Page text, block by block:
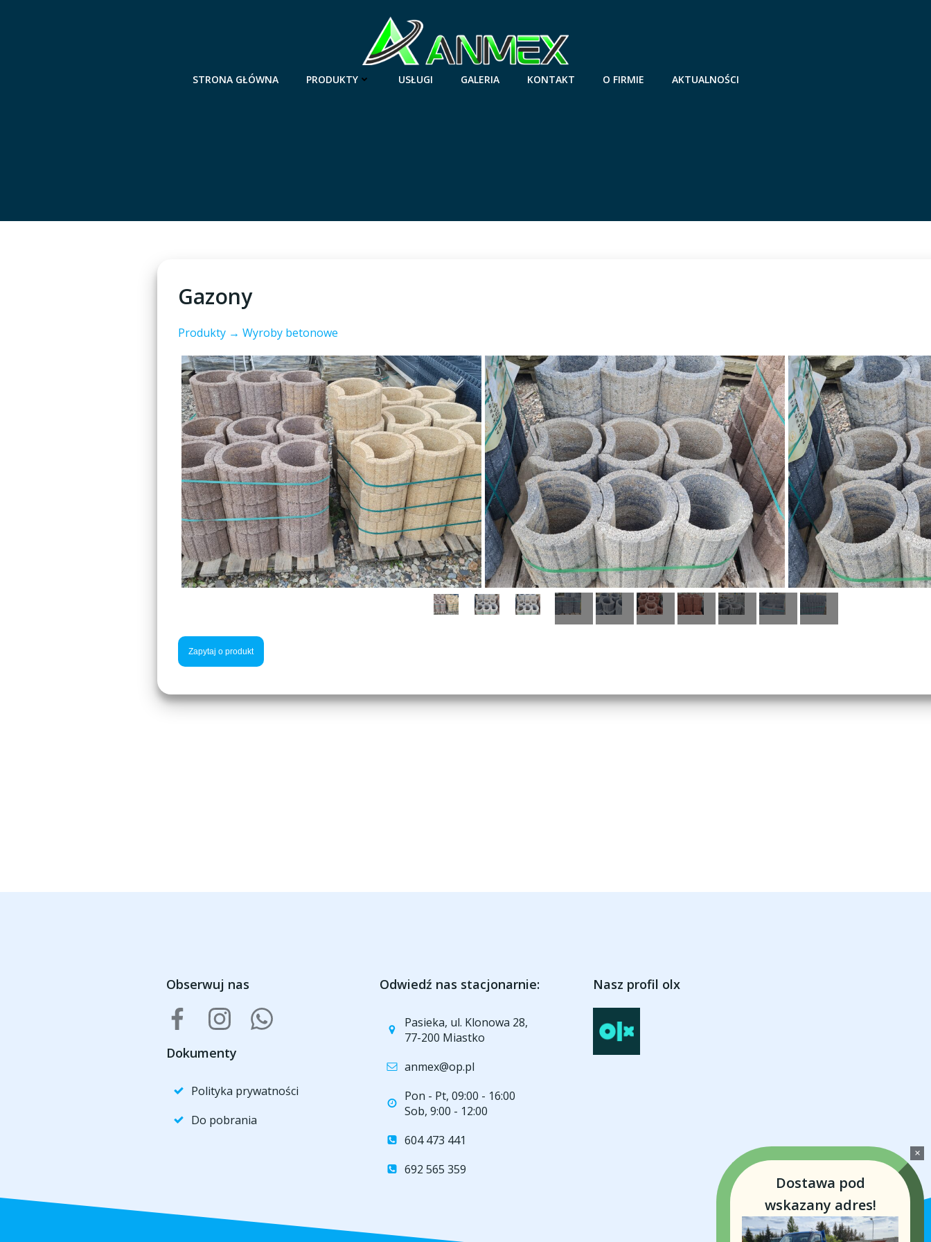
STRONA GŁÓWNA PRODUKTY USŁUGI GALERIA KONTAKT O FIRMIE AKTUALNOŚCI
Gazony
Produkty → Wyroby betonowe
Obserwuj nas
Dokumenty
Polityka prywatności
Do pobrania
Odwiedź nas stacjonarnie:
Pasieka, ul. Klonowa 28,
77-200 Miastko
anmex@op.pl
Pon - Pt, 09:00 - 16:00
Sob, 9:00 - 12:00
604 473 441
692 565 359
Nasz profil olx
Dostawa pod
wskazany adres!